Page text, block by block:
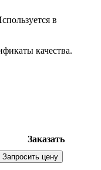
в
качества.
Заказать
Запросить цену